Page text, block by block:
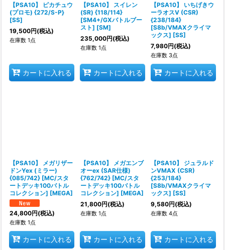
【PSA10】 ピカチュウ
(プロモ) {272/S-P}
[SS]
19,500円(税込)
在庫数 1点
カートに入れる
【PSA10】 スイレン
(SR) {118/114}
[SM4+/GXバトルブー
スト] [SM]
235,000円(税込)
在庫数 1点
カートに入れる
【PSA10】 いちげきウ
ーラオスV (CSR)
{238/184}
[S8b/VMAXクライマ
ックス] [SS]
7,980円(税込)
在庫数 3点
カートに入れる
【PSA10】 メガリザー
ドンYex (ミラー)
{085/742} [MC/スタ
ートデッキ100バトル
コレクション] [MEGA]
24,800円(税込)
在庫数 1点
カートに入れる
【PSA10】 メガエンブ
オーex (SAR仕様)
{762/742} [MC/スタ
ートデッキ100バトル
コレクション] [MEGA]
21,800円(税込)
在庫数 1点
カートに入れる
【PSA10】 ジュラルド
ンVMAX (CSR)
{253/184}
[S8b/VMAXクライマ
ックス] [SS]
9,580円(税込)
在庫数 4点
カートに入れる